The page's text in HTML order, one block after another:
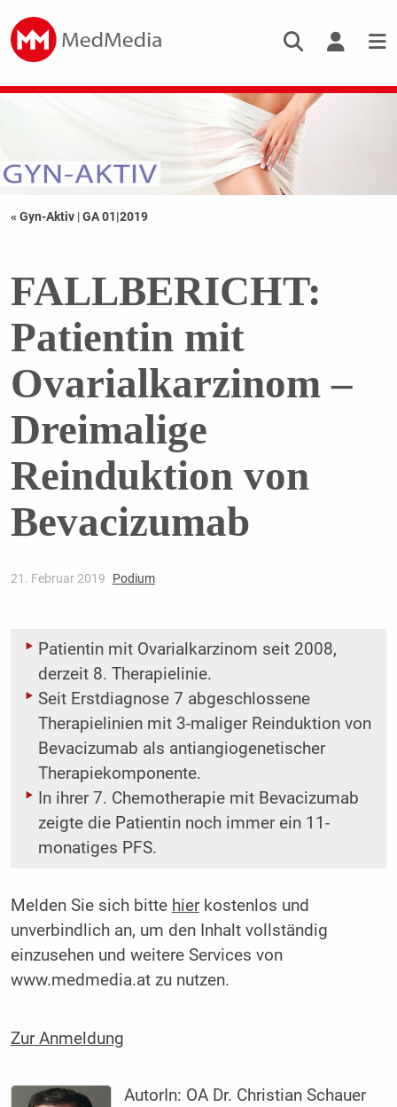
« Gyn-Aktiv |GA 01|2019
FALLBERICHT:
Patientin mit
Ovarialkarzinom –
Dreimalige
Reinduktion von
Bevacizumab
21. Februar 2019 Podium
Patientin mit Ovarialkarzinom seit 2008,
derzeit 8. Therapielinie.
Seit Erstdiagnose 7 abgeschlossene
Therapielinien mit 3-maliger Reinduktion von
­Bevacizumab als antiangiogenetischer
Therapiekomponente.
In ihrer 7. Chemotherapie mit Bevacizumab
zeigte die Patientin noch immer ein 11-
monatiges PFS.
Melden Sie sich bitte hierkostenlos und
unverbindlich an, um den Inhalt vollständig
einzusehen und weitere Services von
www.medmedia.at zu nutzen.
Zur Anmeldung
AutorIn: OA Dr. Christian Schauer